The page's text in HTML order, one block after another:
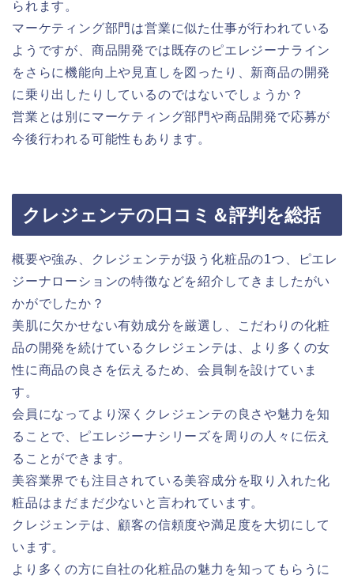
られます。
マーケティング部門は営業に似た仕事が行われている
ようですが、商品開発では既存のピエレジーナライン
をさらに機能向上や見直しを図ったり、新商品の開発
に乗り出したりしているのではないでしょうか？
営業とは別にマーケティング部門や商品開発で応募が
今後行われる可能性もあります。
クレジェンテの口コミ＆評判を総括
概要や強み、クレジェンテが扱う化粧品の1つ、ピエレ
ジーナローションの特徴などを紹介してきましたがい
かがでしたか？
美肌に欠かせない有効成分を厳選し、こだわりの化粧
品の開発を続けているクレジェンテは、より多くの女
性に商品の良さを伝えるため、会員制を設けていま
す。
会員になってより深くクレジェンテの良さや魅力を知
ることで、ピエレジーナシリーズを周りの人々に伝え
ることができます。
美容業界でも注目されている美容成分を取り入れた化
粧品はまだまだ少ないと言われています。
クレジェンテは、顧客の信頼度や満足度を大切にして
います。
より多くの方に自社の化粧品の魅力を知ってもらうに